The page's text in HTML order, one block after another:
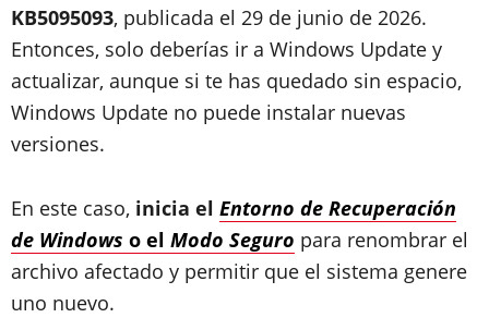
KB5095093, publicada el 29 de junio de 2026.
Entonces, solo deberías ir a Windows Update y
actualizar, aunque si te has quedado sin espacio,
Windows Update no puede instalar nuevas
versiones.
En este caso, inicia el Entorno de Recuperación
de Windows o el Modo Seguro para renombrar el
archivo afectado y permitir que el sistema genere
uno nuevo.